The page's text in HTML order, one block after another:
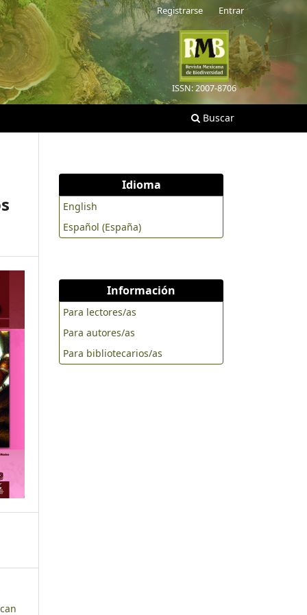
ISSN: 2007-8706
Buscar
Registrarse Entrar
Idioma
English
Español (España)
Información
Para lectores/as
Para autores/as
Para bibliotecarios/as